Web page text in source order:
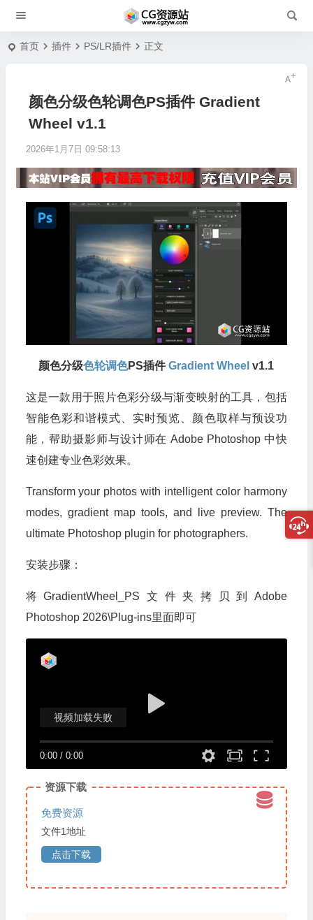
首页 插件 PS/LR插件 正文
颜色分级色轮调色PS插件 Gradient
Wheel v1.1
2026年1月7日 09:58:13
颜色分级色轮调色PS插件Gradient Wheel v1.1
这是一款用于照片色彩分级与渐变映射的工具，包括
智能色彩和谐模式、实时预览、颜色取样与预设功
能，帮助摄影师与设计师在 Adobe Photoshop 中快
速创建专业色彩效果。
Transform your photos with intelligent color harmony
modes, gradient map tools, and live preview. The
ultimate Photoshop plugin for photographers.
安装步骤：
将GradientWheel_PS文件夹拷贝到Adobe
Photoshop 2026\Plug-ins里面即可
0:00/ 0:00
视频加载失败
资源下载
免费资源
文件1地址
点击下载